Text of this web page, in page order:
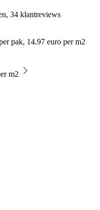
34 klantreviews
pak, 14.97 euro per m2
m2